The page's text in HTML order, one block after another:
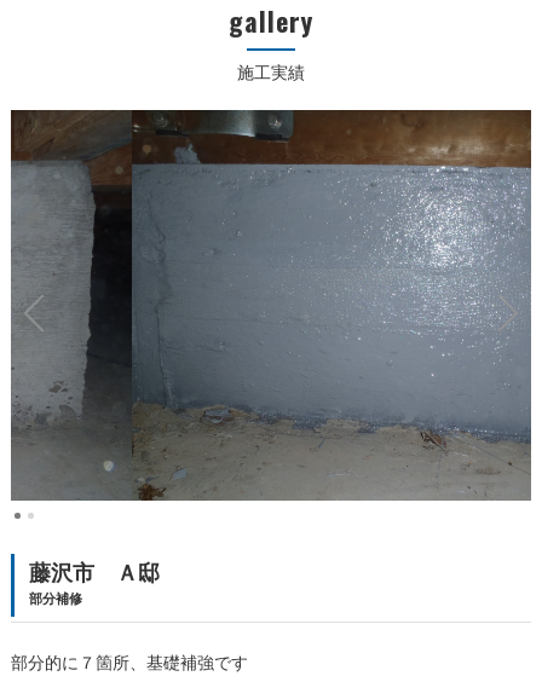
施工実績
gallery
藤沢市 Ａ邸
部分補修
部分的に７箇所、基礎補強です